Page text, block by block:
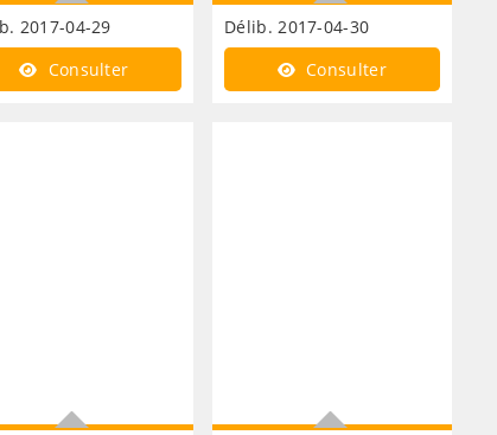
2017-04-29
mise en
Consulter
Délib. 2017-04-30
Développement
économique bâtiment
Consulter